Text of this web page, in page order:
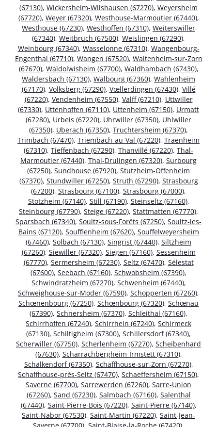
(67130), Wickersheim-Wilshausen (67270), Weyersheim
(67720), Weyer (67320), Westhouse-Marmoutier (67440),
Westhouse (67230), Westhoffen (67310), Weiterswiller
(67340), Weitbruch (67500), Weislingen (67290),
Weinbourg (67340), Wasselonne (67310), Wangenbourg-
Engenthal (67710), Wangen (67520), Waltenheim-sur-Zorn
(67670), Waldolwisheim (67700), Waldhambach (67430),
Waldersbach (67130), Walbourg (67360), Wahlenheim
(67170), Volksberg (67290), Vœllerdingen (67430), Villé
(67220), Vendenheim (67550), Valff (67210), Uttwiller
(67330), Uttenhoffen (67110), Uttenheim (67150), Urmatt
(67280), Urbeis (67220), Uhrwiller (67350), Uhlwiller
(67350), Uberach (67350), Truchtersheim (67370),
Trimbach (67470), Triembach-au-Val (67220), Traenheim
(67310), Tieffenbach (67290), Thanvillé (67220), Thal-
Marmoutier (67440), Thal-Drulingen (67320), Surbourg
(67250), Sundhouse (67920), Stutzheim-Offenheim
(67370), Stundwiller (67250), Struth (67290), Strasbourg
(67200), Strasbourg (67100), Strasbourg (67000),
Stotzheim (67140), Still (67190), Steinseltz (67160),
Steinbourg (67790), Steige (67220), Stattmatten (67770),
Sparsbach (67340), Soultz-sous-Forêts (67250), Soultz-les-
Bains (67120), Soufflenheim (67620), Souffelweyersheim
(67460), Solbach (67130), Singrist (67440), Siltzheim
(67260), Siewiller (67320), Siegen (67160), Sessenheim
(67770), Sermersheim (67230), Seltz (67470), Sélestat
(67600), Seebach (67160), Schwobsheim (67390),
Schwindratzheim (67270), Schwenheim (67440),
Schweighouse-sur-Moder (67590), Schopperten (67260),
Schœnenbourg (67250), Schœnbourg (67320), Schœnau
(67390), Schnersheim (67370), Schleithal (67160),
Schirrhoffen (67240), Schirrhein (67240), Schirmeck
(67130), Schiltigheim (67300), Schillersdorf (67340),
Scherwiller (67750), Scherlenheim (67270), Scheibenhard
(67630), Scharrachbergheim-Irmstett (67310),
Schalkendorf (67350), Schaffhouse-sur-Zorn (67270),
Schaffhouse-près-Seltz (67470), Schaeffersheim (67150),
Saverne (67700), Sarrewerden (67260), Sarre-Union
(67260), Sand (67230), Salmbach (67160), Salenthal
(67440), Saint-Pierre-Bois (67220), Saint-Pierre (67140),
Saint-Nabor (67530), Saint-Martin (67220), Saint-Jean-